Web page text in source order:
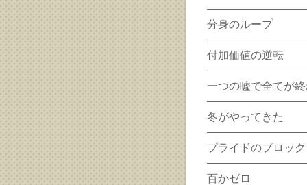
分身のループ
付加価値の逆転
一つの嘘で全てが
冬がやってきた
プライドのブロック
百かゼロ